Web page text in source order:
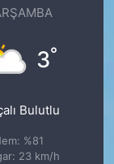
3°
Bulutlu
%81
23 km/h